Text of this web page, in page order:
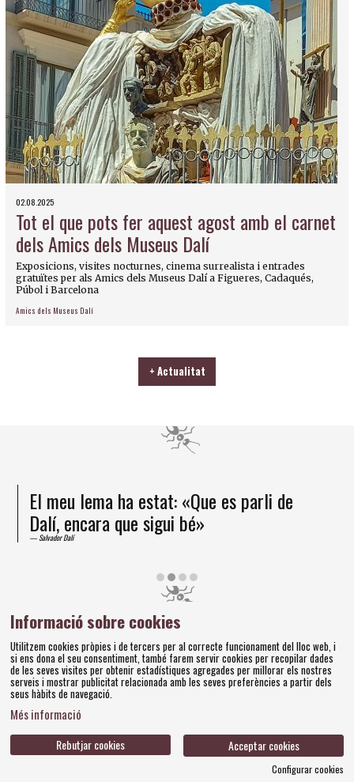
02.08.2025
Tot el que pots fer aquest agost amb el carnet
dels Amics dels Museus Dalí
Exposicions, visites nocturnes, cinema surrealista i entrades
gratuïtes per als Amics dels Museus Dalí a Figueres, Cadaqués,
Púbol i Barcelona
Amics dels Museus Dalí
+ Actualitat
El meu lema ha estat: «Que es parli de
Dalí, encara que sigui bé»
Salvador Dalí
Figueres
Tel. 972 677 520 |amics@fundaciodali.org
Sitemap | Avís Legal
Contacteu | Bases concursos
Informació sobre cookies
Utilitzem cookies pròpies i de tercers per al correcte funcionament del lloc web, i
si ens dona el seu consentiment, també farem servir cookies per recopilar dades
de les seves visites per obtenir estadístiques agregades per millorar els nostres
serveis i mostrar publicitat relacionada amb les seves preferències a partir dels
seus hàbits de navegació.
Més informació
Acceptar cookies
Rebutjar cookies
Configurar cookies